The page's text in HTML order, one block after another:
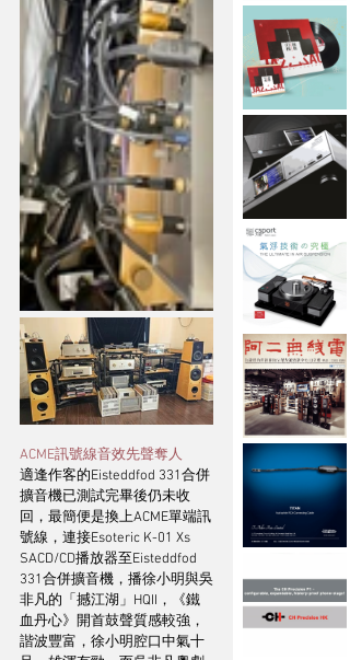
ACME訊號線音效先聲奪人
適逢作客的Eisteddfod 331合併
擴音機已測試完畢後仍未收
回，最簡便是換上ACME單端訊
號線，連接Esoteric K-01 Xs
SACD/CD播放器至Eisteddfod
331合併擴音機，播徐小明與吳
非凡的「撼江湖」HQII，《鐵
血丹心》開首鼓聲質感較強，
諧波豐富，徐小明腔口中氣十